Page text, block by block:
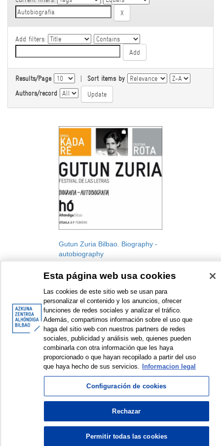
Add filters:
Results/Page | Sort items by
Authors/record
Gutun Zuria Bilbao. Biography -
autobiography
Literature Festival
Festival
2009
< Items sorted by: 1 to 1 of 1 >
© Azkuna Zentroa - Alhóndiga Bilbao
Esta página web usa cookies
Las cookies de este sitio web se usan para
personalizar el contenido y los anuncios, ofrecer
funciones de redes sociales y analizar el tráfico.
Además, compartimos información sobre el uso que
haga del sitio web con nuestros partners de redes
sociales, publicidad y análisis web, quienes pueden
combinarla con otra información que les haya
proporcionado o que hayan recopilado a partir del uso
que haya hecho de sus servicios.
Informacion legal
Configuración de cookies
Rechazar
Permitir todas las cookies